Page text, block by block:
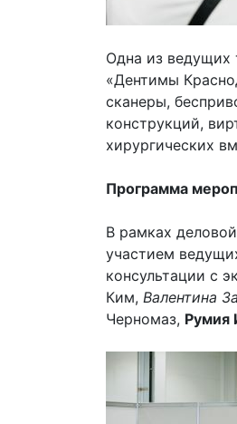
Одна из ведущих
«Дентимы
сканеры,
конструкций,
хирургических
Программа
В рамках
участием
консультации с
Ким, Валентина
Черномаз, Румия